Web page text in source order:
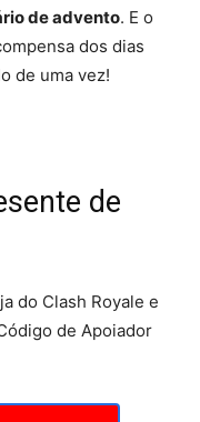
de advento. E o
dos dias
de uma vez!
de
do Clash Royale e
de Apoiador